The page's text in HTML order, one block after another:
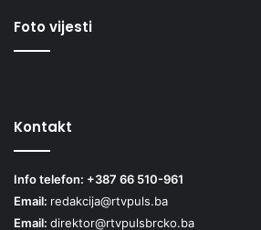
Foto vijesti
Kontakt
Info telefon: +387 66 510-961
Email: redakcija@rtvpuls.ba
Email: direktor@rtvpulsbrcko.ba